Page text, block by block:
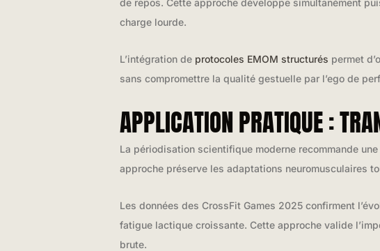
de repos. Cette approche développe simultanément
charge lourde.
L’intégration de protocoles EMOM structurés permet
sans compromettre la qualité gestuelle par l’ego de
APPLICATION PRATIQUE :
La périodisation scientifique moderne recommande une
approche préserve les adaptations neuromusculaires
Les données des CrossFit Games 2025 confirment
fatigue lactique croissante. Cette approche valide
brute.